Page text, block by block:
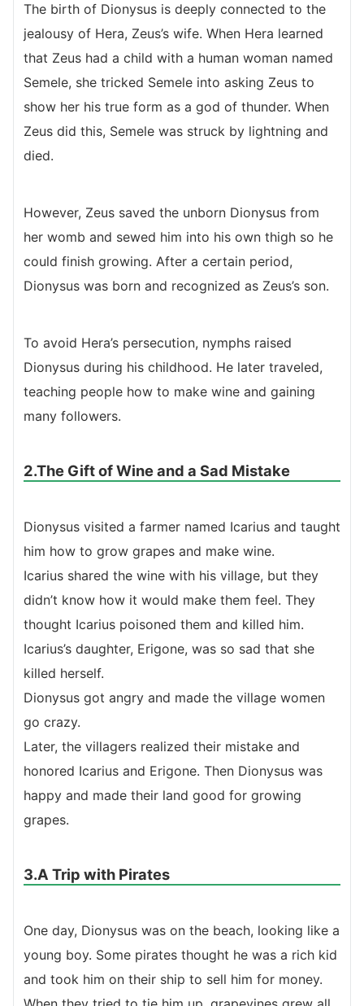
The birth of Dionysus is deeply connected to the
jealousy of Hera, Zeus’s wife. When Hera learned
that Zeus had a child with a human woman named
Semele, she tricked Semele into asking Zeus to
show her his true form as a god of thunder. When
Zeus did this, Semele was struck by lightning and
died.
However, Zeus saved the unborn Dionysus from
her womb and sewed him into his own thigh so he
could finish growing. After a certain period,
Dionysus was born and recognized as Zeus’s son.
To avoid Hera’s persecution, nymphs raised
Dionysus during his childhood. He later traveled,
teaching people how to make wine and gaining
many followers.
2.The Gift of Wine and a Sad Mistake
Dionysus visited a farmer named Icarius and taught
him how to grow grapes and make wine.
Icarius shared the wine with his village, but they
didn’t know how it would make them feel. They
thought Icarius poisoned them and killed him.
Icarius’s daughter, Erigone, was so sad that she
killed herself.
Dionysus got angry and made the village women
go crazy.
Later, the villagers realized their mistake and
honored Icarius and Erigone. Then Dionysus was
happy and made their land good for growing
grapes.
3.A Trip with Pirates
One day, Dionysus was on the beach, looking like a
young boy. Some pirates thought he was a rich kid
and took him on their ship to sell him for money.